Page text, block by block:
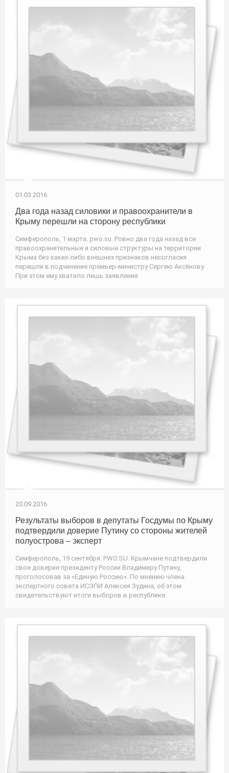
01.03.2016
Два года назад силовики и правоохранители в
Крыму перешли на сторону республики
Симферополь, 1 марта. pwo.su. Ровно два года назад все
правоохранительные и силовые структуры на территории
Крыма без каких-либо внешних признаков несогласия
перешли в подчинение премьер-министру Сергею Аксёнову.
При этом ему хватило лишь заявления
20.09.2016
Результаты выборов в депутаты Госдумы по Крыму
подтвердили доверие Путину со стороны жителей
полуострова – эксперт
Симферополь, 19 сентября. PWO.SU. Крымчане подтвердили
свое доверие президенту России Владимиру Путину,
проголосовав за «Единую Россию». По мнению члена
экспертного совета ИСЭПИ Алексея Зудина, об этом
свидетельствуют итоги выборов в республике.